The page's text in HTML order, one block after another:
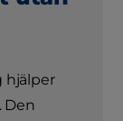
hjälper
Den